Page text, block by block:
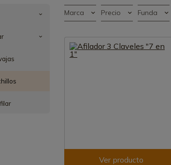
Marca Precio Funda
Ver producto